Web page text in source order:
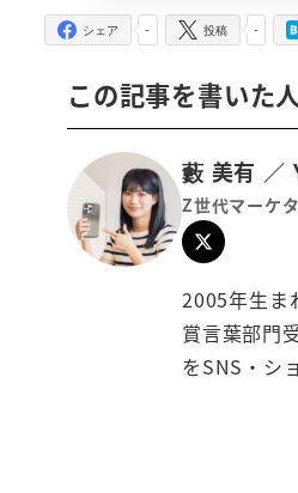
-
シェア -
投稿
この記事を書いた人
藪 美有 ／
Z世代マーケ
2005年生ま
賞言葉部門
をSNS・シ